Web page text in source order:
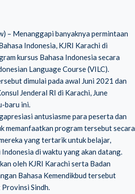
– Menanggapi banyaknya permintaan
Indonesia, KJRI Karachi di
kursus Bahasa Indonesia secara
Language Course (VILC).
dimulai pada awal Juni 2021 dan
Jenderal RI di Karachi, June
baru ini.
antusiasme para peserta dan
memanfaatkan program tersebut secara
yang tertarik untuk belajar,
di waktu yang akan datang.
oleh KJRI Karachi serta Badan
Bahasa Kemendikbud tersebut
Sindh.